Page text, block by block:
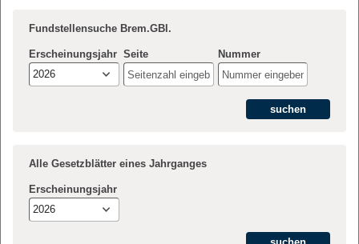
Fundstellensuche Brem.GBl.
Erscheinungsjahr
2026
Seite Nummer
Alle Gesetzblätter eines Jahrganges
Erscheinungsjahr
2026